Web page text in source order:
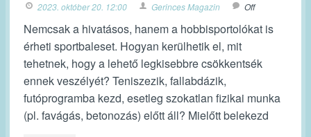
2023. október 20. 12:00 Gerinces Magazin Off
Nemcsak a hivatásos, hanem a hobbisportolókat is
érheti sportbaleset. Hogyan kerülhetik el, mit
tehetnek, hogy a lehető legkisebbre csökkentsék
ennek veszélyét? Teniszezik, fallabdázik,
futóprogramba kezd, esetleg szokatlan fizikai munka
(pl. favágás, betonozás) előtt áll? Mielőtt belekezd